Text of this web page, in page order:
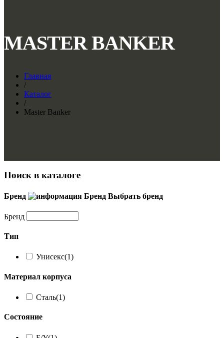
MASTER BANKER
Главная
/
Каталог
/
Master Banker
Поиск в каталоге
Бренд Бренд Выбрать бренд
Бренд
Тип
Унисекс(1)
Материал корпуса
Сталь(1)
Состояние